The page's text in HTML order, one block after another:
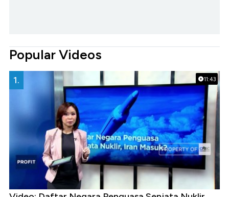
Popular Videos
11:43
1.